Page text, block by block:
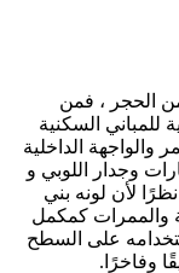
الحجر ، فمن
للمباني السكنية
والواجهة الداخلية
وجدار اللوبي و
لأن لونه بني
والممرات كمكمل
على السطح
وفاخرًا.